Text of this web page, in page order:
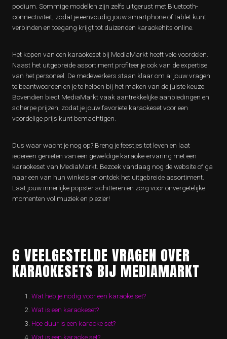
podium. Sommige modellen zijn zelfs uitgerust met Bluetooth-
connectiviteit, zodat je eenvoudig jouw smartphone of tablet kunt
verbinden en toegang krijgt tot duizenden karaokehits online.
Het kopen van een karaokeset bij MediaMarkt heeft vele voordelen.
Naast het uitgebreide assortiment profiteer je ook van de expertise
van het personeel. De medewerkers staan klaar om al jouw vragen
te beantwoorden en je te helpen bij het maken van de juiste keuze.
Bovendien biedt MediaMarkt vaak aantrekkelijke aanbiedingen en
scherpe prijzen, zodat je jouw favoriete karaokeset voor een
voordelige prijs kunt bemachtigen.
Dus waar wacht je nog op? Breng je feestjes tot leven en laat
iedereen genieten van een geweldige karaoke-ervaring met een
karaokeset van MediaMarkt. Bezoek vandaag nog de website of ga
naar een van hun winkels en ontdek het uitgebreide assortiment.
Laat jouw innerlijke popster schitteren en zorg voor onvergetelijke
momenten vol muziek en plezier!
6 VEELGESTELDE VRAGEN OVER
KARAOKESETS BIJ MEDIAMARKT
Wat heb je nodig voor een karaoke set?
Wat is een karaokeset?
Hoe duur is een karaoke set?
Wat is een karaoke set?